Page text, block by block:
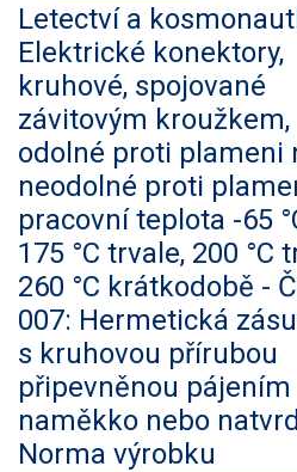
Letectví a
Elektrické konektory,
kruhové, spojované
závitovým kroužkem,
odolné proti plameni
neodolné proti
pracovní teplota -65
175 °C trvale, 200 °C
260 °C krátkodobě -
007: Hermetická
s kruhovou přírubou
připevněnou pájením
naměkko nebo
Norma výrobku